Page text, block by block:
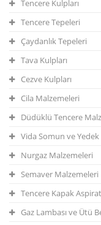
Tencere Kulpları
Tencere Tepeleri
Çaydanlık Tepeleri
Tava Kulpları
Cezve Kulpları
Cila Malzemeleri
Düdüklü Tencere
Vida Somun ve
Nurgaz Malzemeleri
Semaver Malzemeleri
Tencere Kapak
Gaz Lambası ve Ütü